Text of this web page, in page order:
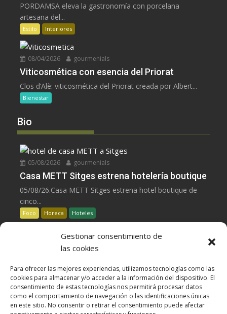
Gestionar consentimiento de
las cookies
Para ofrecer las mejores experiencias, utilizamos tecnologías como las
cookies para almacenar y/o acceder a la información del dispositivo. El
consentimiento de estas tecnologías nos permitirá procesar datos
como el comportamiento de navegación o las identificaciones únicas
en este sitio. No consentir o retirar el consentimiento puede afectar
PORDAMSA eleva la gastronomía con porcelana
artesana del...
Estilo Interiores
08/04/2026 gourmenials
Viticosmética con esencia del Priorat
Clos d’Alè: viticosmética del Priorat creada por Albert...
Bienestar
Bio
05/08/2026 gourmenials
Casa METT Sitges estrena hotelería boutique
05/08/26.Casa METT Sitges estrena hotel boutique de
cinco...
Foco Horeca Hoteles
La UE aprueba la IGP Pernil Cerretà, un...
Carnes Despensa Foco
04/08/2026 gourmenials